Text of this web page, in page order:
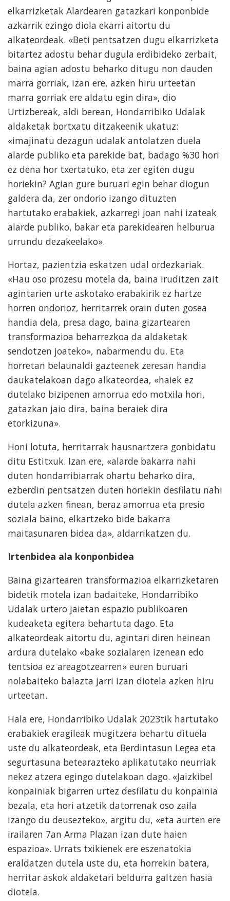
elkarrizketak Alardearen gatazkari konponbide
azkarrik ezingo diola ekarri aitortu du
alkateordeak. «Beti pentsatzen dugu elkarrizketa
bitartez adostu behar dugula erdibideko zerbait,
baina agian adostu beharko ditugu non dauden
marra gorriak, izan ere, azken hiru urteetan
marra gorriak ere aldatu egin dira», dio
Urtizbereak, aldi berean, Hondarribiko Udalak
aldaketak bortxatu ditzakeenik ukatuz:
«imajinatu dezagun udalak antolatzen duela
alarde publiko eta parekide bat, badago %30 hori
ez dena hor txertatuko, eta zer egiten dugu
horiekin? Agian gure buruari egin behar diogun
galdera da, zer ondorio izango dituzten
hartutako erabakiek, azkarregi joan nahi izateak
alarde publiko, bakar eta parekidearen helburua
urrundu dezakeelako».
Hortaz, pazientzia eskatzen udal ordezkariak.
«Hau oso prozesu motela da, baina iruditzen zait
agintarien urte askotako erabakirik ez hartze
horren ondorioz, herritarrek orain duten gosea
handia dela, presa dago, baina gizartearen
transformazioa beharrezkoa da aldaketak
sendotzen joateko», nabarmendu du. Eta
horretan belaunaldi gazteenek zeresan handia
daukatelakoan dago alkateordea, «haiek ez
dutelako bizipenen amorrua edo motxila hori,
gatazkan jaio dira, baina beraiek dira
etorkizuna».
Honi lotuta, herritarrak hausnartzera gonbidatu
ditu Estitxuk. Izan ere, «alarde bakarra nahi
duten hondarribiarrak ohartu beharko dira,
ezberdin pentsatzen duten horiekin desfilatu nahi
dutela azken finean, beraz amorrua eta presio
soziala baino, elkartzeko bide bakarra
maitasunaren bidea da», aldarrikatzen du.
Irtenbidea ala konponbidea
Baina gizartearen transformazioa elkarrizketaren
bidetik motela izan badaiteke, Hondarribiko
Udalak urtero jaietan espazio publikoaren
kudeaketa egitera behartuta dago. Eta
alkateordeak aitortu du, agintari diren heinean
ardura dutelako «bake sozialaren izenean edo
tentsioa ez areagotzearren» euren buruari
nolabaiteko balazta jarri izan diotela azken hiru
urteetan.
Hala ere, Hondarribiko Udalak 2023tik hartutako
erabakiek eragileak mugitzera behartu dituela
uste du alkateordeak, eta Berdintasun Legea eta
segurtasuna betearazteko aplikatutako neurriak
nekez atzera egingo dutelakoan dago. «Jaizkibel
konpainiak bigarren urtez desfilatu du konpainia
bezala, eta hori atzetik datorrenak oso zaila
izango du deusezteko», argitu du, «eta aurten ere
irailaren 7an Arma Plazan izan dute haien
espazioa». Urrats txikienek ere eszenatokia
eraldatzen dutela uste du, eta horrekin batera,
herritar askok aldaketari beldurra galtzen hasia
diotela.